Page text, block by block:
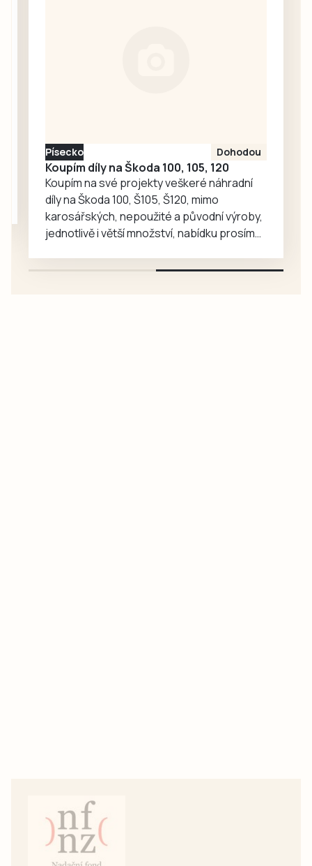
Písecko Dohodou
Koupím díly na Škoda 100, 105, 120
Koupím na své projekty veškeré náhradní
díly na Škoda 100, Š105, Š120, mimo
karosářských, nepoužité a původní výroby,
jednotlivě i větší množství, nabídku prosím